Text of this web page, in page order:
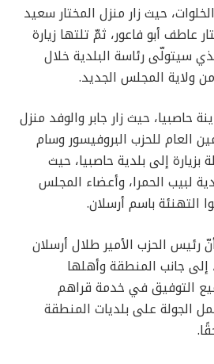
حيث زار منزل المختار سعيد
عاطف أبو فاعور، ثمّ تلتها زيارة
سيتولّى رئاسة البلدية خلال
ولاية المجلس الجديد.
حاصبيا، حيث زار جابر والوفد منزل
العام للحزب البروفيسور وسام
إلى بلدية حاصبيا، حيث
لبيب الحمرا، وأعضاء المجلس
التهنئة باسم أرسلان.
رئيس الحزب الأمير طلال أرسلان
جانب المنطقة وأهلها
التوفيق في خدمة قراهم
الجولة على بلديات المنطقة